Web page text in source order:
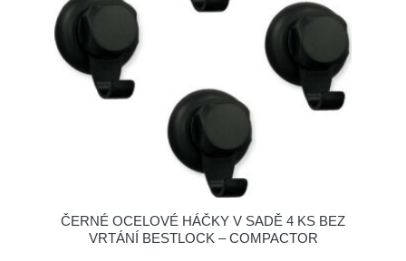
ČERNÉ OCELOVÉ HÁČKY V SADĚ 4 KS BEZ
VRTÁNÍ BESTLOCK – COMPACTOR